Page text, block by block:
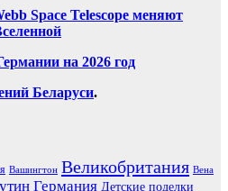
Space Telescope меняют
на 2026 год
Беларуси.
Вашингтон Великобритания Вена
Германия Детские поделки